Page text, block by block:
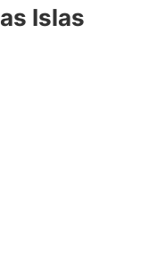
Islas